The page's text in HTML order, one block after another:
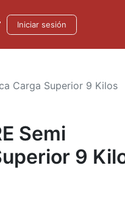
Iniciar sesión
Carga Superior 9 Kilos
Semi
9